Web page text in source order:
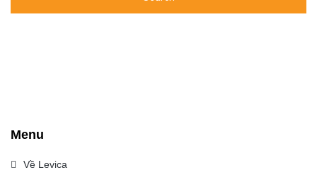
Menu
Về Levica